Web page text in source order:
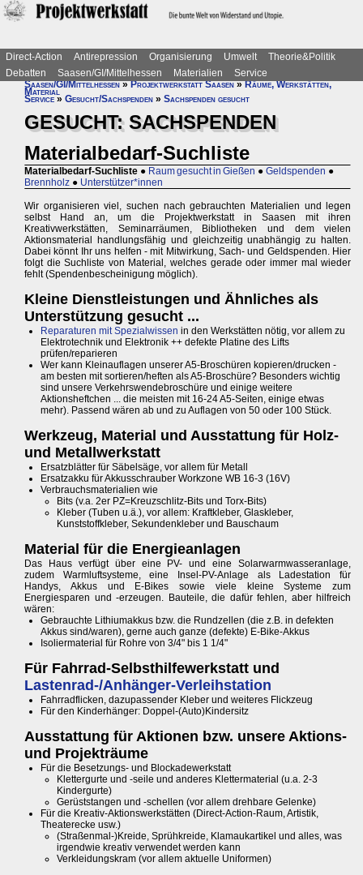
Direct-Action Antirepression Organisierung Umwelt
Theorie&Politik
Debatten
Saasen/GI/Mittelhessen Materialien
Service
Saasen/GI/Mittelhessen»Projektwerkstatt Saasen»Räume, Werkstätten,
Material
Service » Gesucht/Sachspenden » Sachspenden gesucht
GESUCHT: SACHSPENDEN
Materialbedarf-Suchliste
Materialbedarf-Suchliste ● Raum gesucht in Gießen ● Geldspenden ●
Brennholz ● Unterstützer*innen
Wir organisieren viel, suchen nach gebrauchten Materialien und legen
selbst Hand an, um die Projektwerkstatt in Saasen mit ihren
Kreativwerkstätten, Seminarräumen, Bibliotheken und dem vielen
Aktionsmaterial handlungsfähig und gleichzeitig unabhängig zu halten.
Dabei könnt Ihr uns helfen - mit Mitwirkung, Sach- und Geldspenden. Hier
folgt die Suchliste von Material, welches gerade oder immer mal wieder
fehlt (Spendenbescheinigung möglich).
Kleine Dienstleistungen und Ähnliches als
Unterstützung gesucht ...
Reparaturen mit Spezialwissen in den Werkstätten nötig, vor allem zu
Elektrotechnik und Elektronik ++ defekte Platine des Lifts
prüfen/reparieren
Wer kann Kleinauflagen unserer A5-Broschüren kopieren/drucken -
am besten mit sortieren/heften als A5-Broschüre? Besonders wichtig
sind unsere Verkehrswendebroschüre und einige weitere
Aktionsheftchen ... die meisten mit 16-24 A5-Seiten, einige etwas
mehr). Passend wären ab und zu Auflagen von 50 oder 100 Stück.
Werkzeug, Material und Ausstattung für Holz-
und Metallwerkstatt
Ersatzblätter für Säbelsäge, vor allem für Metall
Ersatzakku für Akkusschrauber Workzone WB 16-3 (16V)
Verbrauchsmaterialien wie
Bits (v.a. 2er PZ=Kreuzschlitz-Bits und Torx-Bits)
Kleber (Tuben u.ä.), vor allem: Kraftkleber, Glaskleber,
Kunststoffkleber, Sekundenkleber und Bauschaum
Material für die Energieanlagen
Das Haus verfügt über eine PV- und eine Solarwarmwasseranlage,
zudem Warmluftsysteme, eine Insel-PV-Anlage als Ladestation für
Handys, Akkus und E-Bikes sowie viele kleine Systeme zum
Energiesparen und -erzeugen. Bauteile, die dafür fehlen, aber hilfreich
wären:
Gebrauchte Lithiumakkus bzw. die Rundzellen (die z.B. in defekten
Akkus sind/waren), gerne auch ganze (defekte) E-Bike-Akkus
Isoliermaterial für Rohre von 3/4" bis 1 1/4"
Für Fahrrad-Selbsthilfewerkstatt und
Lastenrad-/Anhänger-Verleihstation
Fahrradflicken, dazupassender Kleber und weiteres Flickzeug
Für den Kinderhänger: Doppel-(Auto)Kindersitz
Ausstattung für Aktionen bzw. unsere Aktions-
und Projekträume
Für die Besetzungs- und Blockadewerkstatt
Klettergurte und -seile und anderes Klettermaterial (u.a. 2-3
Kindergurte)
Gerüststangen und -schellen (vor allem drehbare Gelenke)
Für die Kreativ-Aktionswerkstätten (Direct-Action-Raum, Artistik,
Theaterecke usw.)
(Straßenmal-)Kreide, Sprühkreide, Klamaukartikel und alles, was
irgendwie kreativ verwendet werden kann
Verkleidungskram (vor allem aktuelle Uniformen)